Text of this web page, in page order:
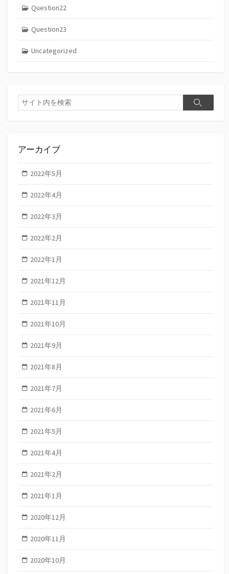
Question22
Question23
Uncategorized
検
索
検
アーカイブ
2022年5月
2022年4月
2022年3月
2022年2月
2022年1月
2021年12月
2021年11月
2021年10月
2021年9月
2021年8月
2021年7月
2021年6月
2021年5月
2021年4月
2021年2月
2021年1月
2020年12月
2020年11月
2020年10月